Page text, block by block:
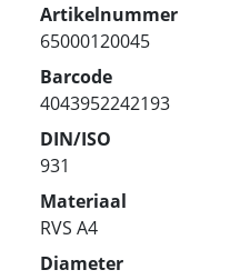
Artikelnummer
65000120045
Barcode
4043952242193
DIN/ISO
931
Materiaal
RVS A4
Diameter